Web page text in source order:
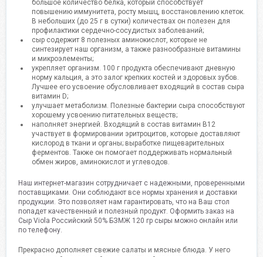
большое количество белка, который способствует
повышению иммунитета, росту мышц, восстановлению клеток.
В небольших (до 25 г в сутки) количествах он полезен для
профилактики сердечно-сосудистых заболеваний;
сыр содержит 8 полезных аминокислот, которые не
синтезирует наш организм, а также разнообразные витамины
и микроэлементы;
укрепляет организм. 100 г продукта обеспечивают дневную
норму кальция, а это залог крепких костей и здоровых зубов.
Лучшее его усвоение обусловливает входящий в состав сыра
витамин D;
улучшает метаболизм. Полезные бактерии сыра способствуют
хорошему усвоению питательных веществ;
наполняет энергией. Входящий в состав витамин B12
участвует в формировании эритроцитов, которые доставляют
кислород в ткани и органы; выработке пищеварительных
ферментов. Также он помогает поддерживать нормальный
обмен жиров, аминокислот и углеводов.
Наш интернет-магазин сотрудничает с надежными, проверенными
поставщиками. Они соблюдают все нормы хранения и доставки
продукции. Это позволяет нам гарантировать, что на Ваш стол
попадет качественный и полезный продукт. Оформить заказ на
Сыр Viola Российский 50% БЗМЖ 120 гр сыры можно онлайн или
по телефону.
Прекрасно дополняет свежие салаты и мясные блюда. У него